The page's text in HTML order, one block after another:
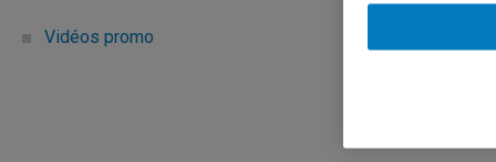
Vidéos promo